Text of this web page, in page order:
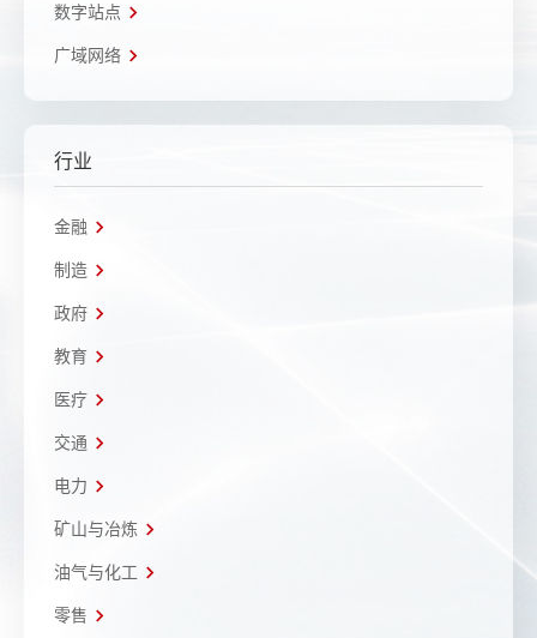
数字站点
广域网络
行业
金融
制造
政府
教育
医疗
交通
电力
矿山与冶炼
油气与化工
零售